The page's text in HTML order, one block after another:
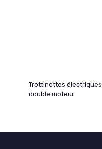
Trottinettes électriques
double moteur